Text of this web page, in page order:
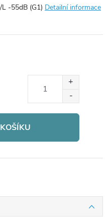
-55dB (G1) Detailní informace